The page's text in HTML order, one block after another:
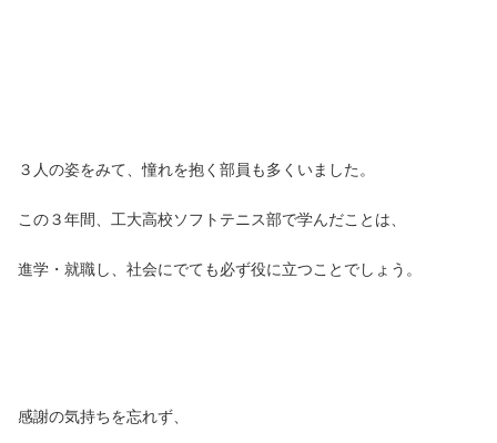
３人の姿をみて、憧れを抱く部員も多くいました。
この３年間、工大高校ソフトテニス部で学んだことは、
進学・就職し、社会にでても必ず役に立つことでしょう。
感謝の気持ちを忘れず、